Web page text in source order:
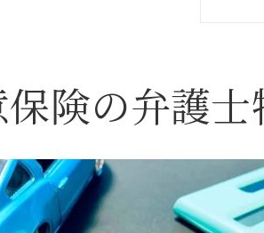
険の弁護